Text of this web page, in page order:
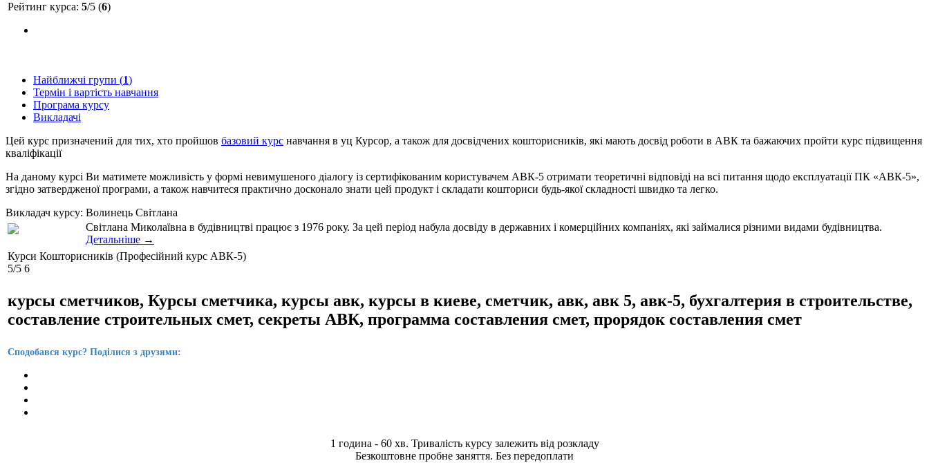
Рейтинг курса: 5/5 (6)
Найближчі групи (1)
Термін і вартість навчання
Програма курсу
Викладачі
Цей курс призначений для тих, хто пройшов базовий курс навчання в уц Курсор, а також для досвідчених кошторисників, які мають досвід роботи в АВК та бажаючих пройти курс підвищення
кваліфікації
На даному курсі Ви матимете можливість у формі невимушеного діалогу із сертифікованим користувачем АВК-5 отримати теоретичні відповіді на всі питання щодо експлуатації ПК «АВК-5»,
згідно затвердженої програми, а також навчитеся практично досконало знати цей продукт і складати кошториси будь-якої складності швидко та легко.
Викладач курсу: Волинець Світлана
Світлана Миколаївна в будівництві працює з 1976 року. За цей період набула досвіду в державних і комерційних компаніях, які займалися різними видами будівництва.
Детальніше →
Курси Кошторисників (Професійний курс АВК-5)
5/5 6
курсы сметчиков, Курсы сметчика, курсы авк, курсы в киеве, сметчик, авк, авк 5, авк-5, бухгалтерия в строительстве,
составление строительных смет, секреты АВК, программа составления смет, прорядок составления смет
Сподобався курс? Поділися з друзями:
1 година - 60 хв. Тривалість курсу залежить від розкладу
Безкоштовне пробне заняття. Без передоплати